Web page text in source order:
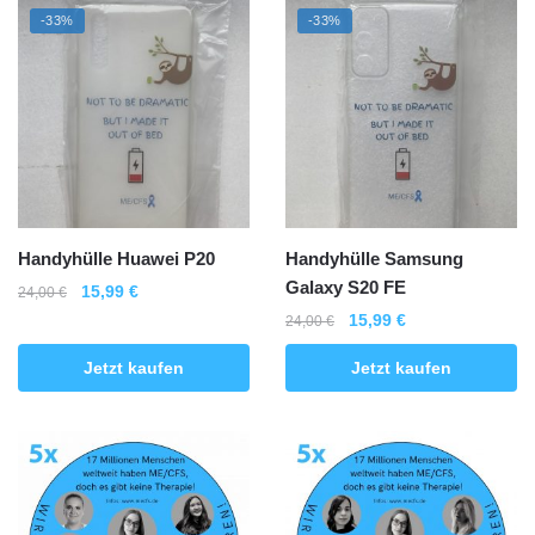
-33%
Handyhülle Huawei P20
24,00€
Ursprünglicher
war:
24,00 €
15,99 €Aktueller
ist:
15,99 €.
Jetzt kaufen
-33%
Handyhülle Samsung
Galaxy S20 FE
24,00€
Ursprünglicher
Preis
war:
24,00 €
15,99 €Aktueller
Preis
ist:
15,99 €.
Jetzt kaufen